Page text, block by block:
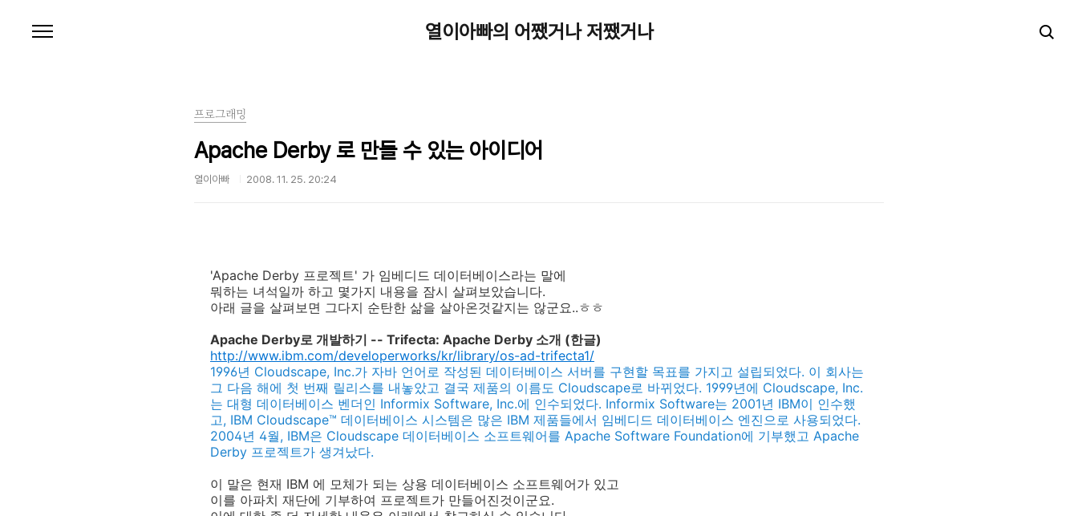
열이아빠의 어쨌거나 저쨌거나
프로그래밍
Apache Derby 로 만들 수 있는 아이디어
열이아빠 2008. 11. 25. 20:24
'Apache Derby 프로젝트' 가 임베디드 데이터베이스라는 말에
뭐하는 녀석일까 하고 몇가지 내용을 잠시 살펴보았습니다.
아래 글을 살펴보면 그다지 순탄한 삶을 살아온것같지는 않군요..ㅎㅎ
Apache Derby로 개발하기 -- Trifecta: Apache Derby 소개 (한글)
http://www.ibm.com/developerworks/kr/library/os-ad-trifecta1/
1996년 Cloudscape, Inc.가 자바 언어로 작성된 데이터베이스 서버를 구현할 목표를 가지고 설립되었다. 이 회사는
그 다음 해에 첫 번째 릴리스를 내놓았고 결국 제품의 이름도 Cloudscape로 바뀌었다. 1999년에 Cloudscape, Inc.
는 대형 데이터베이스 벤더인 Informix Software, Inc.에 인수되었다. Informix Software는 2001년 IBM이 인수했
고, IBM Cloudscape™ 데이터베이스 시스템은 많은 IBM 제품들에서 임베디드 데이터베이스 엔진으로 사용되었다.
2004년 4월, IBM은 Cloudscape 데이터베이스 소프트웨어를 Apache Software Foundation에 기부했고 Apache
Derby 프로젝트가 생겨났다.
이 말은 현재 IBM 에 모체가 되는 상용 데이터베이스 소프트웨어가 있고
이를 아파치 재단에 기부하여 프로젝트가 만들어진것이군요.